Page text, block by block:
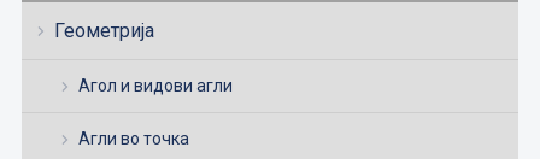
Геометрија
Агол и видови агли
Агли во точка